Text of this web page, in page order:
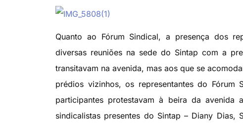
Quanto ao Fórum Sindical, a presença dos
diversas reuniões na sede do Sintap com a
transitavam na avenida, mas aos que se
prédios vizinhos, os representantes do
participantes protestavam à beira da
sindicalistas presentes do Sintap – Diany Dias,